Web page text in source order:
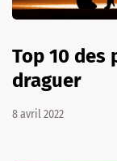
Top 10 des
draguer
8 avril 2022